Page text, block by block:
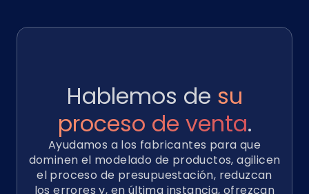
Hablemos de su
proceso de venta.
Ayudamos a los fabricantes para que
dominen el modelado de productos, agilicen
el proceso de presupuestación, reduzcan
los errores y, en última instancia, ofrezcan